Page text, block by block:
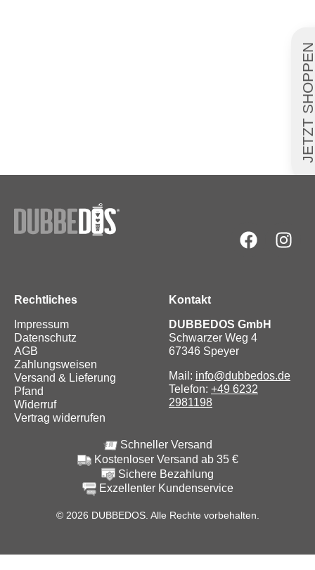
JETZT SHOPPEN
Rechtliches
Impressum
Datenschutz
AGB
Zahlungsweisen
Versand & Lieferung
Pfand
Widerruf
Vertrag widerrufen
Kontakt
DUBBEDOS GmbH
Schwarzer Weg 4
67346 Speyer
Mail: info@dubbedos.de
Telefon: +49 6232
2981198
Schneller Versand
Kostenloser Versand ab 35 €
Sichere Bezahlung
Exzellenter Kundenservice
© 2026 DUBBEDOS. Alle Rechte vorbehalten.